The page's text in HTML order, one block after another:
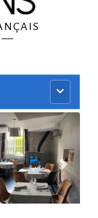
—
Menu
principal